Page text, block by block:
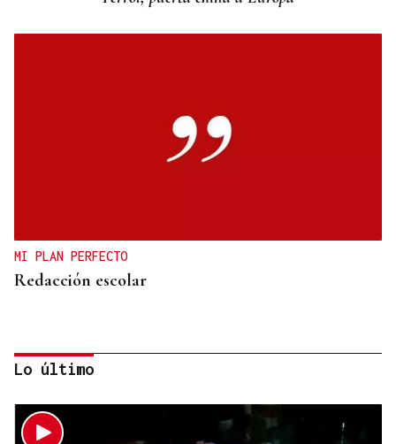
MI PLAN PERFECTO
Redacción escolar
Jenaro Castro
Lo último